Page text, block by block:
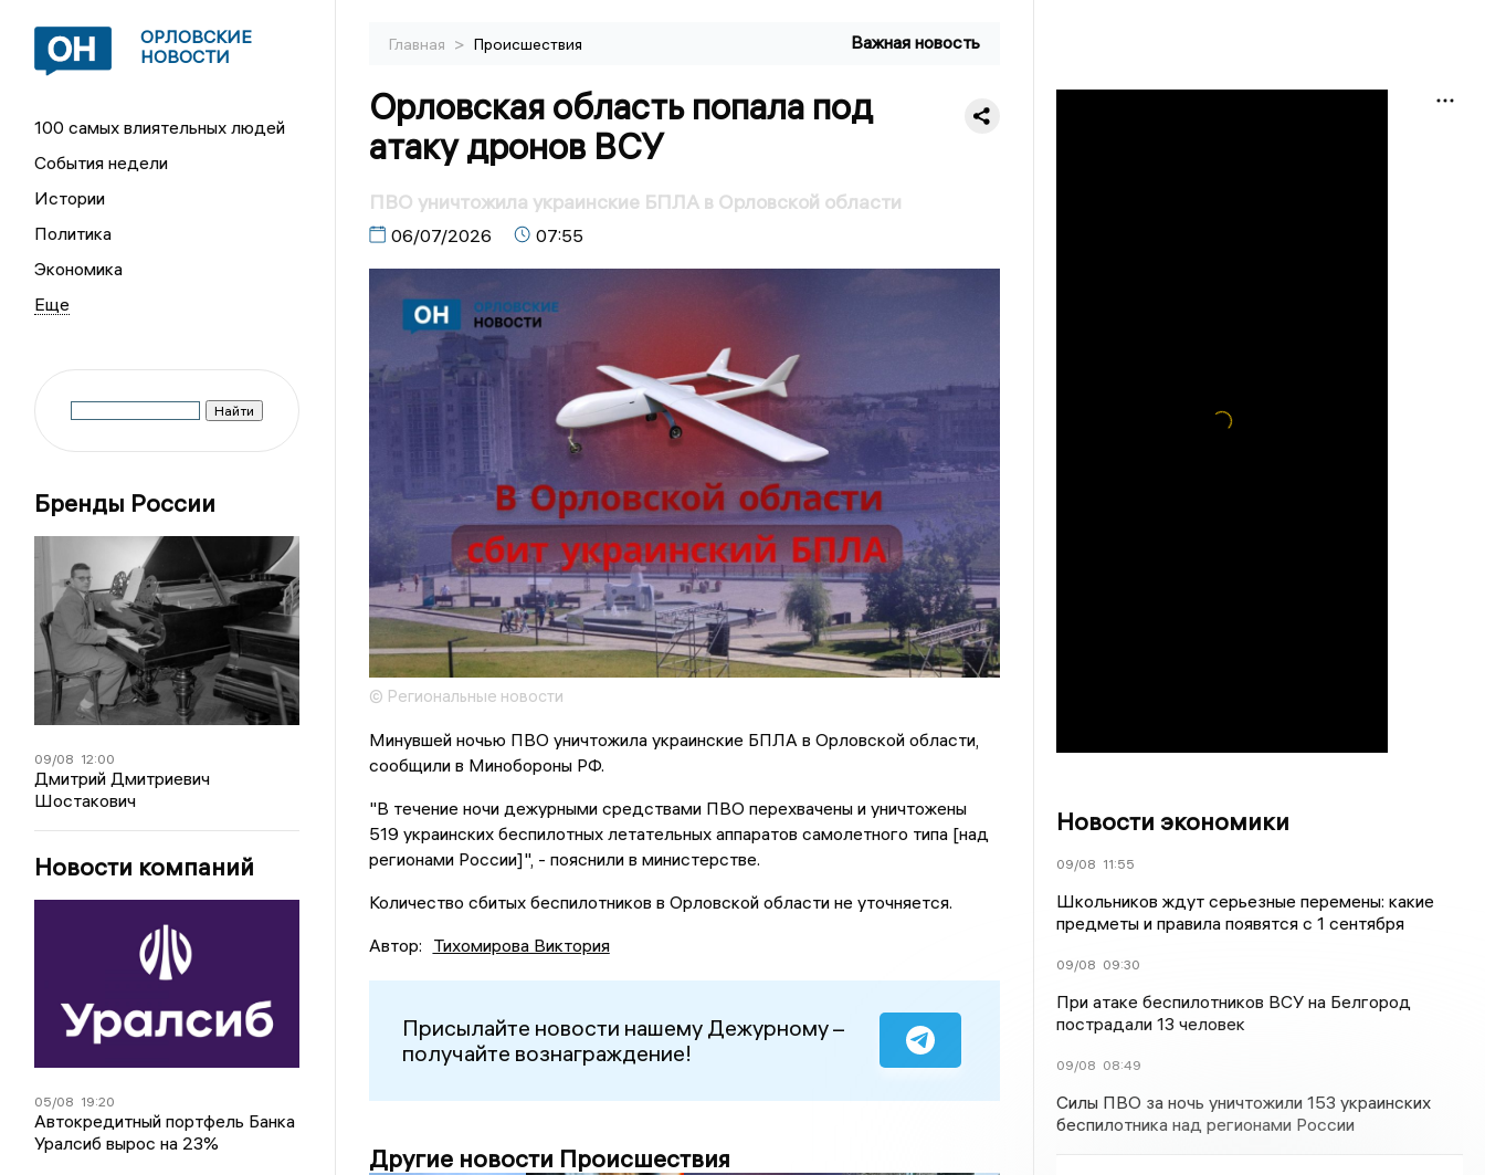
ОРЛОВСКИЕ
НОВОСТИ
100 самых влиятельных людей
События недели
Истории
Политика
Экономика
Бренды России
09/08 12:00
Дмитрий Дмитриевич
Шостакович
Новости компаний
05/08 19:20
Автокредитный портфель Банка
Уралсиб вырос на 23%
Главная > Происшествия Важная новость
Орловская область попала под
атаку дронов ВСУ
ПВО уничтожила украинские БПЛА в Орловской области
06/07/2026 07:55
© Региональные новости
Минувшей ночью ПВО уничтожила украинские БПЛА в Орловской области,
сообщили в Минобороны РФ.
"В течение ночи дежурными средствами ПВО перехвачены и уничтожены
519 украинских беспилотных летательных аппаратов самолетного типа [над
регионами России]", - пояснили в министерстве.
Количество сбитых беспилотников в Орловской области не уточняется.
Автор: Тихомирова Виктория
Присылайте новости нашему Дежурному –
получайте вознаграждение!
Другие новости Происшествия
Новости экономики
09/08 11:55
Школьников ждут серьезные перемены: какие
предметы и правила появятся с 1 сентября
09/08 09:30
При атаке беспилотников ВСУ на Белгород
пострадали 13 человек
09/08 08:49
Силы ПВО за ночь уничтожили 153 украинских
беспилотника над регионами России